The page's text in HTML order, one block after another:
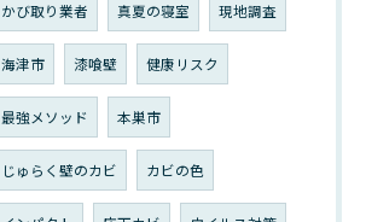
かび取り業者 真夏の寝室 現地調査
海津市 漆喰壁 健康リスク
最強メソッド 本巣市
じゅらく壁のカビ カビの色